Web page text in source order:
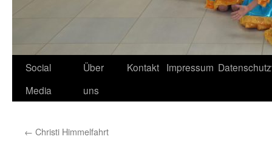
Social
Media
Über
uns
Kontakt Impressum
← Christi Himmelfahrt